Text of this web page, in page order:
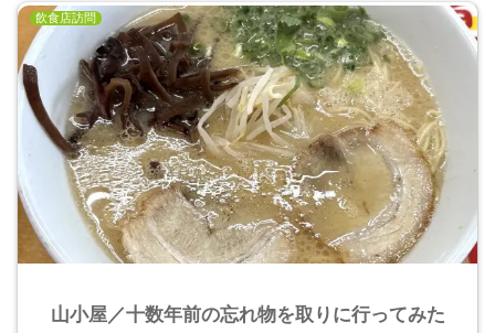
飲食店訪問
山小屋／十数年前の忘れ物を取りに行ってみた